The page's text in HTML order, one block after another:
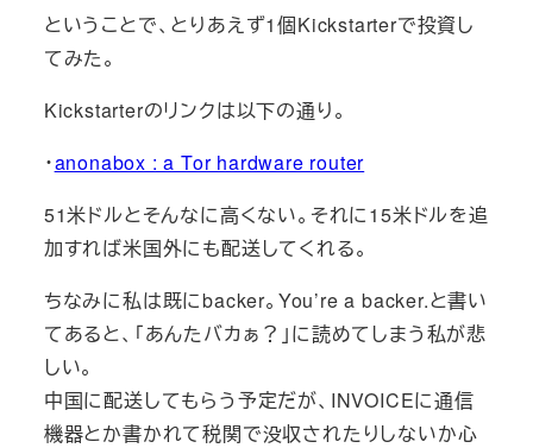
ということで、とりあえず1個Kickstarterで投資し
てみた。
Kickstarterのリンクは以下の通り。
・anonabox : a Tor hardware router
51米ドルとそんなに高くない。それに15米ドルを追
加すれば米国外にも配送してくれる。
ちなみに私は既にbacker。You’re a backer.と書い
てあると、「あんたバカぁ？」に読めてしまう私が悲
しい。
中国に配送してもらう予定だが、INVOICEに通信
機器とか書かれて税関で没収されたりしないか心